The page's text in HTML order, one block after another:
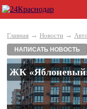
Главная → Новости → Авто
НАПИСАТЬ НОВОСТЬ
ЖК